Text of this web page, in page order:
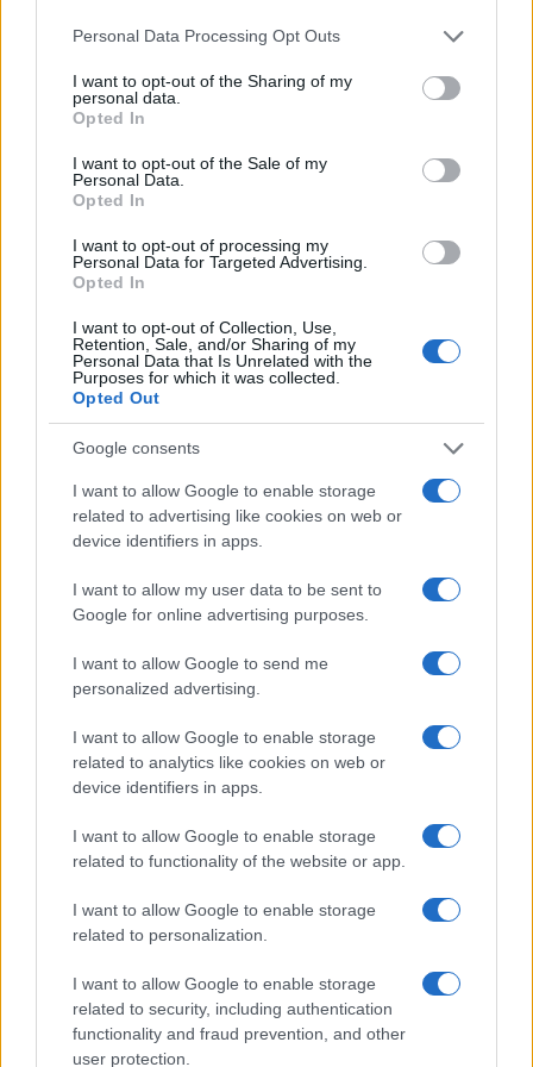
Please note that this website/app uses one or more Google
not limited to your visit or usage behaviour. You may click to
grant or deny consent to Google and its third-party tags to
use your data for below specified purposes in below Google
consent section.
Personal Data Processing Opt Outs
I want to opt-out of the Sharing of my
personal data.
Opted In
I want to opt-out of the Sale of my
Personal Data.
Opted In
I want to opt-out of processing my
Personal Data for Targeted Advertising.
Opted In
I want to opt-out of Collection, Use,
Retention, Sale, and/or Sharing of my
Personal Data that Is Unrelated with the
Purposes for which it was collected.
Opted Out
Google consents
I want to allow Google to enable storage
related to advertising like cookies on web or
device identifiers in apps.
I want to allow my user data to be sent to
Google for online advertising purposes.
I want to allow Google to send me
personalized advertising.
I want to allow Google to enable storage
related to analytics like cookies on web or
device identifiers in apps.
I want to allow Google to enable storage
related to functionality of the website or app.
I want to allow Google to enable storage
related to personalization.
I want to allow Google to enable storage
related to security, including authentication
functionality and fraud prevention, and other
user protection.
Mario Malu
Martina Agostina Diturco
I nostri cari
I nostri cari
I nostri cari
Invia un Comunicato Stampa|Pubblicità
Vuoi rimanere sempre aggiornato?
Iscriviti alla newsletter di Gallura Oggi e ricevi le nostre